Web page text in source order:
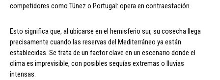
competidores como Túnez o Portugal: opera en contraestación.
Esto significa que, al ubicarse en el hemisferio sur, su cosecha llega
precisamente cuando las reservas del Mediterráneo ya están
establecidas. Se trata de un factor clave en un escenario donde el
clima es imprevisible, con posibles sequías extremas o lluvias
intensas.